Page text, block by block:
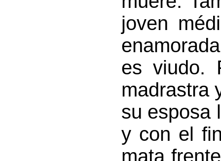
joven
es viudo.
madrastra
su esposa
y con el
mata